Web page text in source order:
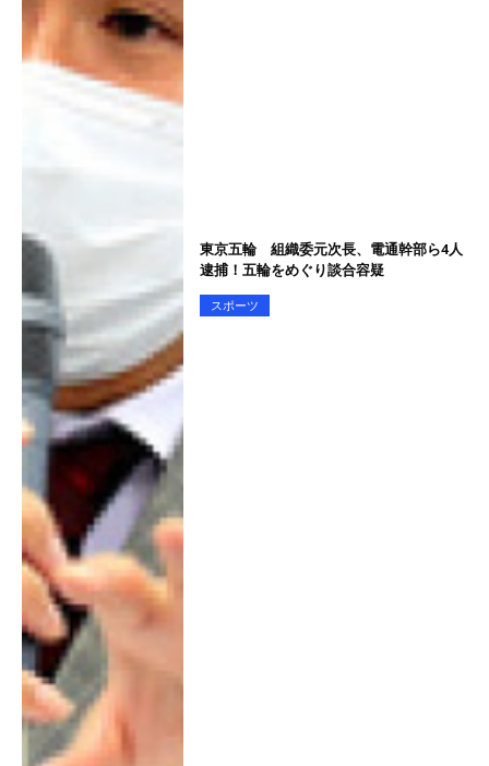
東京五輪 組織委元次長、電通幹部ら4人
逮捕！五輪をめぐり談合容疑
スポーツ